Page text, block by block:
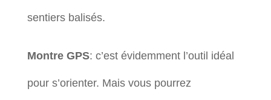
sentiers balisés.
Montre GPS: c’est évidemment l’outil idéal
pour s’orienter. Mais vous pourrez